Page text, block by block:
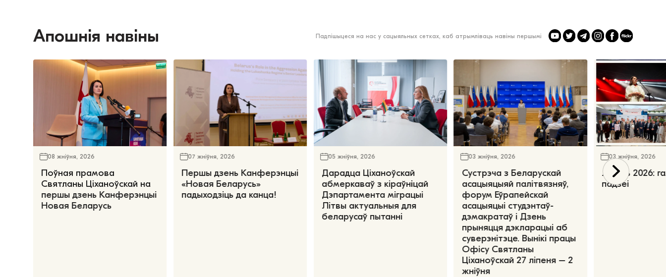
Апошнія навіны Падпішыцеся на нас у сацыяльных сетках, каб атрымліваць навіны першымі
08 жніўня, 2026
Поўная прамова
Святланы Ціханоўскай на
першы дзень Канферэнцыі
Новая Беларусь
07 жніўня, 2026
Першы дзень Канферэнцыі
«Новая Беларусь»
падыходзіць да канца!
05 жніўня, 2026
Дарадца Ціханоўскай
абмеркаваў з кіраўніцай
Дэпартамента міграцыі
Літвы актуальныя для
беларусаў пытанні
03 жніўня, 2026
Сустрэча з Беларускай
асацыяцыяй палітвязняў,
форум Еўрапейскай
асацыяцыі студэнтаў-
дэмакратаў і Дзень
прыняцця дэкларацыі аб
суверэнітэце. Вынікі працы
Офісу Святланы
Ціханоўскай 27 ліпеня – 2
жніўня
03 жніўня, 2026
Ліпень 2026:
падзеі